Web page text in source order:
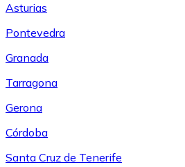
Asturias
Pontevedra
Granada
Tarragona
Gerona
Córdoba
Santa Cruz de Tenerife